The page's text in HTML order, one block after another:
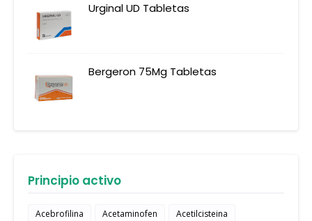
Urginal UD Tabletas
Bergeron 75Mg Tabletas
Principio activo
Acebrofilina Acetaminofen
Acetilcisteina